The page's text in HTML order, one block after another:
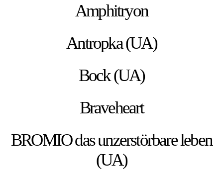
Amphitryon
Antropka (UA)
Bock (UA)
Braveheart
BROMIO das unzerstörbare leben
(UA)